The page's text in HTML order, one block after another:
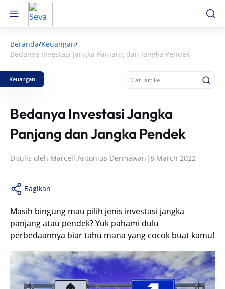
Beranda/Keuangan/
Bedanya Investasi Jangka Panjang dan Jangka Pendek
Keuangan
Bedanya Investasi Jangka
Panjang dan Jangka Pendek
Ditulis oleh Marcell Antonius Dermawan |8 March 2022
Bagikan
Masih bingung mau pilih jenis investasi jangka
panjang atau pendek? Yuk pahami dulu
perbedaannya biar tahu mana yang cocok buat kamu!